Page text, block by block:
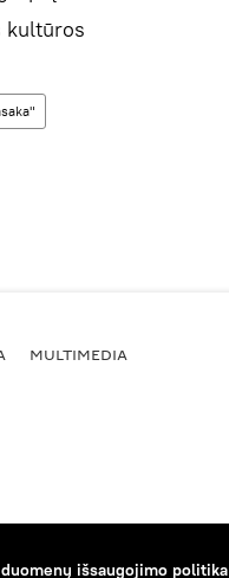
kultūros
MULTIMEDIA
išsaugojimo politika